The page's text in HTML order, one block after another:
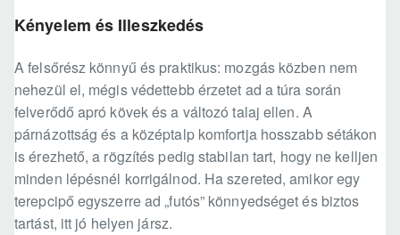
Kényelem és Illeszkedés
A felsőrész könnyű és praktikus: mozgás közben nem
nehezül el, mégis védettebb érzetet ad a túra során
felverődő apró kövek és a változó talaj ellen. A
párnázottság és a középtalp komfortja hosszabb sétákon
is érezhető, a rögzítés pedig stabilan tart, hogy ne kelljen
minden lépésnél korrigálnod. Ha szereted, amikor egy
terepcipő egyszerre ad „futós” könnyedséget és biztos
tartást, itt jó helyen jársz.